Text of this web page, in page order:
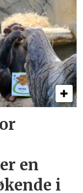
en
i